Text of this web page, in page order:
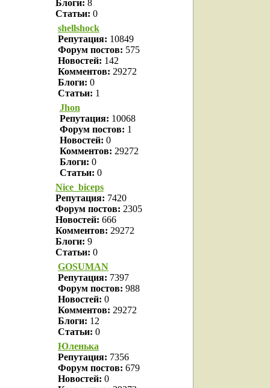
Блоги: 8
Статьи: 0
shellshock
Репутация: 10849
Форум постов: 575
Новостей: 142
Комментов: 29272
Блоги: 0
Статьи: 1
Jhon
Репутация: 10068
Форум постов: 1
Новостей: 0
Комментов: 29272
Блоги: 0
Статьи: 0
Nice_biceps
Репутация: 7420
Форум постов: 2305
Новостей: 666
Комментов: 29272
Блоги: 9
Статьи: 0
GOSUMAN
Репутация: 7397
Форум постов: 988
Новостей: 0
Комментов: 29272
Блоги: 12
Статьи: 0
Юленька
Репутация: 7356
Форум постов: 679
Новостей: 0